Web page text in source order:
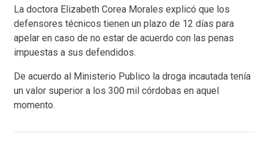
La doctora Elizabeth Corea Morales explicó que los
defensores técnicos tienen un plazo de 12 días para
apelar en caso de no estar de acuerdo con las penas
impuestas a sus defendidos.
De acuerdo al Ministerio Publico la droga incautada tenía
un valor superior a los 300 mil córdobas en aquel
momento.